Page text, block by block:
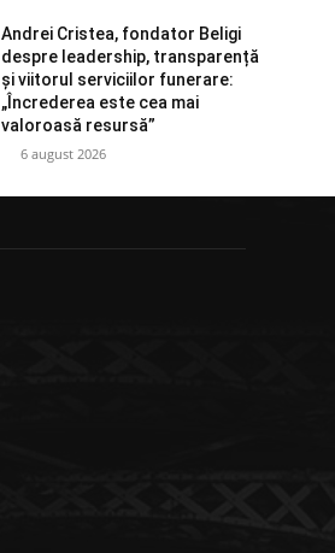
Andrei Cristea, fondator Beligi
despre leadership, transparență
și viitorul serviciilor funerare:
„Încrederea este cea mai
valoroasă resursă”
6 august 2026